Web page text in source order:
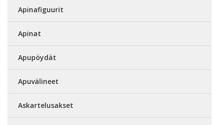
Apinafiguurit
Apinat
Apupöydät
Apuvälineet
Askartelusakset